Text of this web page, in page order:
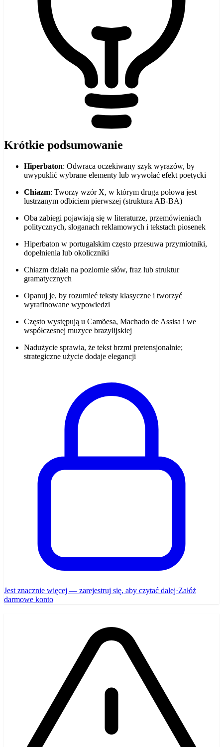
Krótkie podsumowanie
Hiperbaton: Odwraca oczekiwany szyk wyrazów, by
uwypuklić wybrane elementy lub wywołać efekt poetycki
Chiazm: Tworzy wzór X, w którym druga połowa jest
lustrzanym odbiciem pierwszej (struktura AB-BA)
Oba zabiegi pojawiają się w literaturze, przemówieniach
politycznych, sloganach reklamowych i tekstach piosenek
Hiperbaton w portugalskim często przesuwa przymiotniki,
dopełnienia lub okoliczniki
Chiazm działa na poziomie słów, fraz lub struktur
gramatycznych
Opanuj je, by rozumieć teksty klasyczne i tworzyć
wyrafinowane wypowiedzi
Często występują u Camõesa, Machado de Assisa i we
współczesnej muzyce brazylijskiej
Nadużycie sprawia, że tekst brzmi pretensjonalnie;
strategiczne użycie dodaje elegancji
Jest znacznie więcej — zarejestruj się, aby czytać dalej·Załóż
darmowe konto